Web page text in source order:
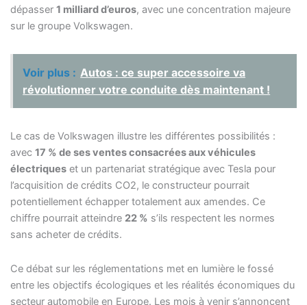
dépasser 1 milliard d’euros, avec une concentration majeure
sur le groupe Volkswagen.
Voir plus : Autos : ce super accessoire va
révolutionner votre conduite dès maintenant !
Le cas de Volkswagen illustre les différentes possibilités :
avec 17 % de ses ventes consacrées aux véhicules
électriqueset un partenariat stratégique avec Tesla pour
l’acquisition de crédits CO2, le constructeur pourrait
potentiellement échapper totalement aux amendes. Ce
chiffre pourrait atteindre 22 % s’ils respectent les normes
sans acheter de crédits.
Ce débat sur les réglementations met en lumière le fossé
entre les objectifs écologiques et les réalités économiques du
secteur automobile en Europe. Les mois à venir s’annoncent